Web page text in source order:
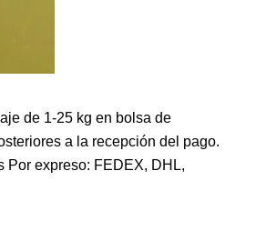
de 1-25 kg en bolsa de
a la recepción del pago.
Por expreso: FEDEX, DHL,